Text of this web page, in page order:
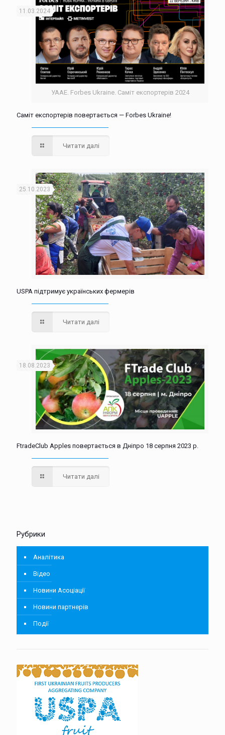
УААЕ. Forbes Ukraine. Саміт експортерів 2024
11.03.2024
Саміт експортерів повертається — Forbes Ukraine!
Читати далі
25.10.2023
USPA підтримує українських фермерів
Читати далі
18.08.2023
FtradeClub Apples повертається в Дніпро 18 серпня 2023 р.
Читати далі
Рубрики
Аналітика
Відео
Новини Асоціації
Новини партнерів
Події